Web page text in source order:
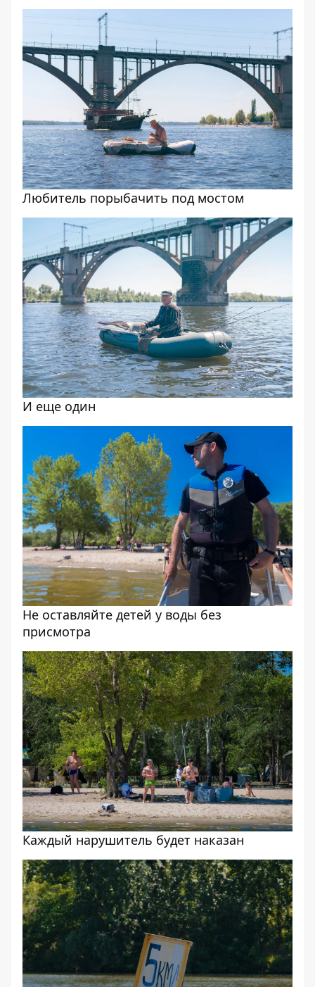
Любитель порыбачить под мостом
И еще один
Не оставляйте детей у воды без
присмотра
Каждый нарушитель будет наказан